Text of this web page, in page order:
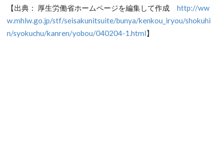
【出典： 厚生労働省ホームページを編集して作成 http://ww
w.mhlw.go.jp/stf/seisakunitsuite/bunya/kenkou_iryou/shokuhi
n/syokuchu/kanren/yobou/040204-1.html】